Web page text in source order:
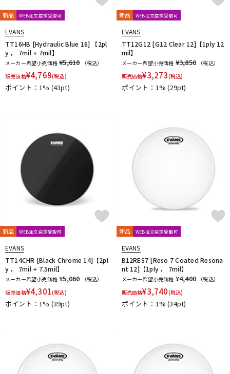
新品 WEB注文店頭受取可
EVANS
TT16HB [Hydraulic Blue 16] 【2pl
y ， 7mil + 7mil】
メーカー希望小売価格 ¥5,610
（税込）
販売価格¥4,769(税込)
ポイント：1% (43pt)
新品 WEB注文店頭受取可
EVANS
TT12G12 [G12 Clear 12]【1ply 12
mil】
メーカー希望小売価格 ¥3,850
（税込）
販売価格¥3,273(税込)
ポイント：1%(29pt)
新品 WEB注文店頭受取可
EVANS
TT14CHR [Black Chrome 14]【2pl
y ， 7mil + 7.5mil】
メーカー希望小売価格 ¥5,060
（税込）
販売価格¥4,301(税込)
ポイント：1% (39pt)
新品 WEB注文店頭受取可
EVANS
B12RES7 [Reso 7 Coated Resona
nt 12]【1ply ， 7mil】
メーカー希望小売価格 ¥4,400
（税込）
販売価格¥3,740(税込)
ポイント：1%(34pt)